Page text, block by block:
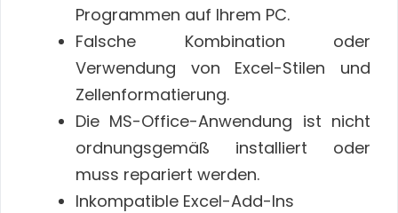
Programmen auf Ihrem PC.
Falsche Kombination oder
Verwendung von Excel-Stilen und
Zellenformatierung.
Die MS-Office-Anwendung ist nicht
ordnungsgemäß installiert oder
muss repariert werden.
Inkompatible Excel-Add-Ins